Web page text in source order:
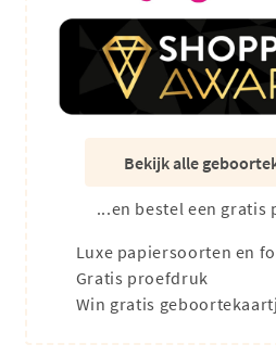
Bekijk alle
...en bestel een gratis
Luxe papiersoorten en
Gratis proefdruk
Win gratis